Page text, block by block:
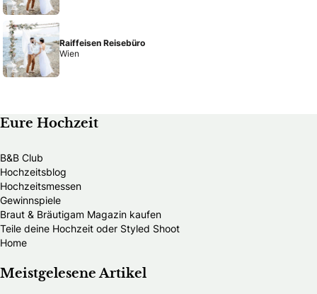
Raiffeisen Reisebüro
Wien
Eure Hochzeit
B&B Club
Hochzeitsblog
Hochzeitsmessen
Gewinnspiele
Braut & Bräutigam Magazin kaufen
Teile deine Hochzeit oder Styled Shoot
Home
Meistgelesene Artikel